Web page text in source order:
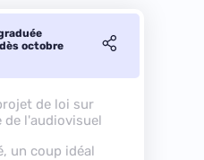
octobre
de loi sur
de l'audiovisuel
un coup idéal